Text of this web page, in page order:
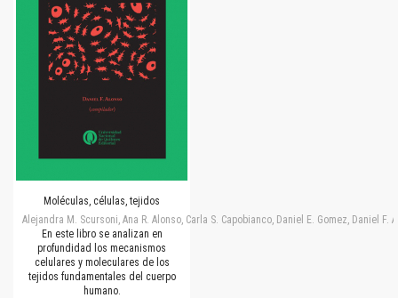
Moléculas, células, tejidos
Alejandra M. Scursoni, Ana R. Alonso, Carla S. Capobianco, Daniel E. Gomez, Daniel
En este libro se analizan en
profundidad los mecanismos
celulares y moleculares de los
tejidos fundamentales del cuerpo
humano.